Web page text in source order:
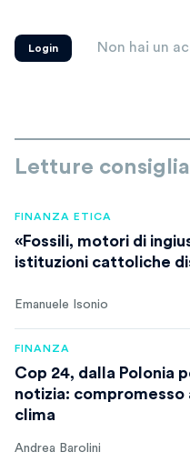
Login Non hai un
Letture
FINANZA ETICA
«Fossili, motori di
istituzioni cattoliche
Emanuele Isonio
FINANZA
Cop 24, dalla Polonia
notizia: compromesso
clima
Andrea Barolini